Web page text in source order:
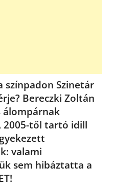
Szinetár
Bereczki Zoltán
álompárnak
2005-től tartó idill
valami
sem hibáztatta a